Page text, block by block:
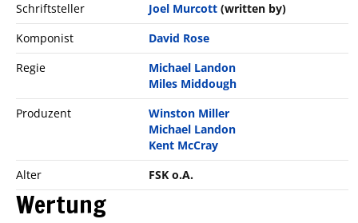
Schriftsteller
Joel Murcott (written by)
Komponist
David Rose
Regie
Michael Landon
Miles Middough
Produzent
Winston Miller
Michael Landon
Kent McCray
Alter
FSK o.A.
Wertung